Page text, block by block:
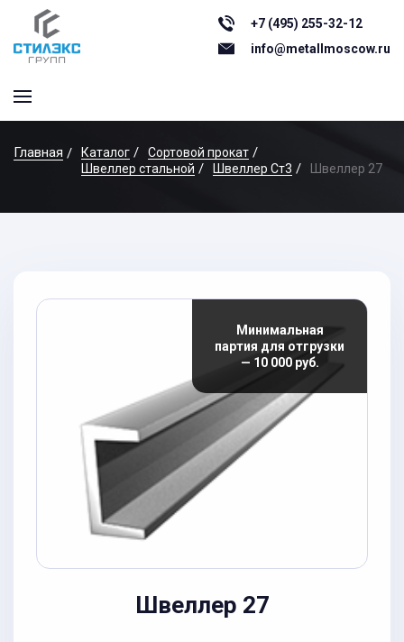
+7 (495) 255-32-12
info@metallmoscow.ru
Главная Каталог
Сортовой прокат
Швеллер стальной
Швеллер Ст3 Швеллер 27
Минимальная
партия для отгрузки
— 10 000 руб.
Швеллер 27